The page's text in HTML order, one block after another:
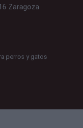
Zaragoza
perros y gatos